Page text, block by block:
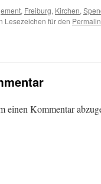
, Freiburg, Kirchen,
Lesezeichen für den
einen Kommentar